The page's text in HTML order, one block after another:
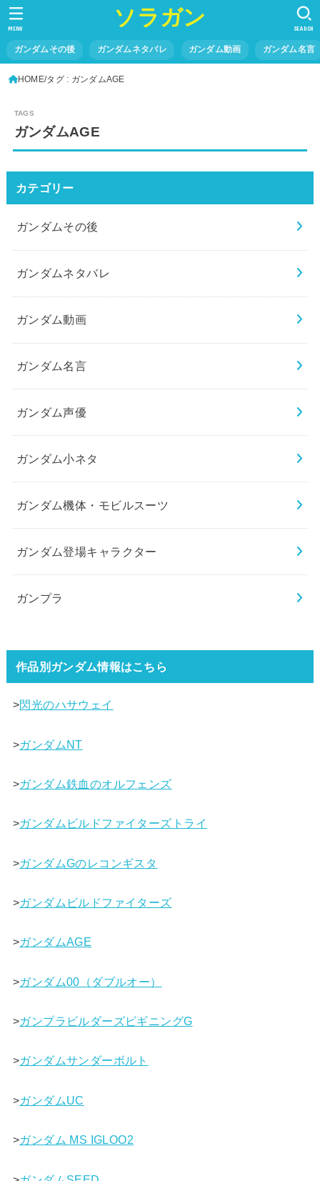
ソラガン
ガンダムその後 ガンダムネタバレ ガンダム動画 ガンダム名言
SEARCH
MENU
HOME タグ : ガンダムAGE
ガンダムAGE
カテゴリー
ガンダムその後
ガンダムネタバレ
ガンダム動画
ガンダム名言
ガンダム声優
ガンダム小ネタ
ガンダム機体・モビルスーツ
ガンダム登場キャラクター
ガンプラ
作品別ガンダム情報はこちら
>閃光のハサウェイ
>ガンダムNT
>ガンダム鉄血のオルフェンズ
>ガンダムビルドファイターズトライ
>ガンダムGのレコンギスタ
>ガンダムビルドファイターズ
>ガンダムAGE
>ガンダム00（ダブルオー）
>ガンプラビルダーズビギニングG
>ガンダムサンダーボルト
>ガンダムUC
>ガンダム MS IGLOO2